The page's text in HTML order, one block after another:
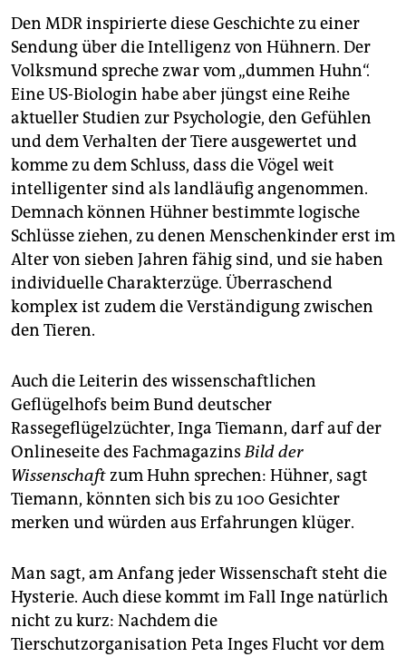
Den MDR inspirierte diese Geschichte zu einer
Sendung über die Intelligenz von Hühnern. Der
Volksmund spreche zwar vom „dummen Huhn“.
Eine US-Biologin habe aber jüngst eine Reihe
aktueller Studien zur Psychologie, den Gefühlen
und dem Verhalten der Tiere ausgewertet und
komme zu dem Schluss, dass die Vögel weit
intelligenter sind als landläufig angenommen.
Demnach können Hühner bestimmte logische
Schlüsse ziehen, zu denen Menschenkinder erst im
Alter von sieben Jahren fähig sind, und sie haben
individuelle Charakterzüge. Überraschend
komplex ist zudem die Verständigung zwischen
den Tieren.
Auch die Leiterin des wissenschaftlichen
Geflügelhofs beim Bund deutscher
Rassegeflügelzüchter, Inga Tiemann, darf auf der
Onlineseite des FachmagazinsBild der
Wissenschaftzum Huhn sprechen: Hühner, sagt
Tiemann, könnten sich bis zu 100 Gesichter
merken und würden aus Erfahrungen klüger.
Man sagt, am Anfang jeder Wissenschaft steht die
Hysterie. Auch diese kommt im Fall Inge natürlich
nicht zu kurz: Nachdem die
Tierschutzorganisation Peta Inges Flucht vor dem